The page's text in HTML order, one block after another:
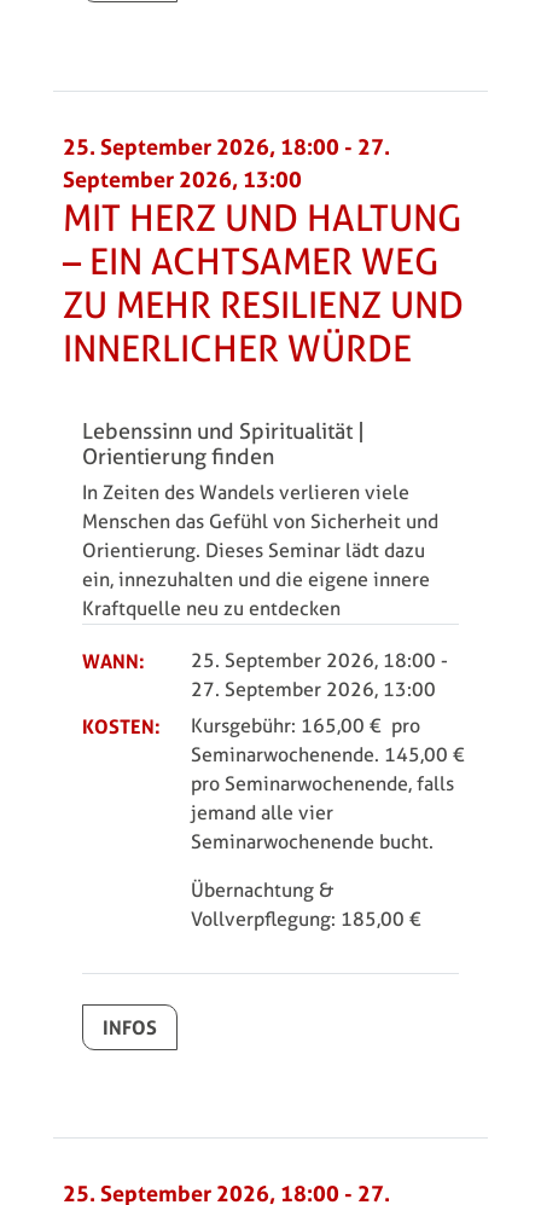
25. September 2026, 18:00 - 27.
September 2026, 13:00
MIT HERZ UND HALTUNG
– EIN ACHTSAMER WEG
ZU MEHR RESILIENZ UND
INNERLICHER WÜRDE
Lebenssinn und Spiritualität |
Orientierung finden
In Zeiten des Wandels verlieren viele
Menschen das Gefühl von Sicherheit und
Orientierung. Dieses Seminar lädt dazu
ein, innezuhalten und die eigene innere
Kraftquelle neu zu entdecken
WANN: 25. September 2026, 18:00 -
27. September 2026, 13:00
KOSTEN:
Kursgebühr: 165,00 € pro
Seminarwochenende. 145,00 €
pro Seminarwochenende, falls
jemand alle vier
Seminarwochenende bucht.
Übernachtung &
Vollverpflegung: 185,00 €
INFOS
25. September 2026, 18:00 - 27.